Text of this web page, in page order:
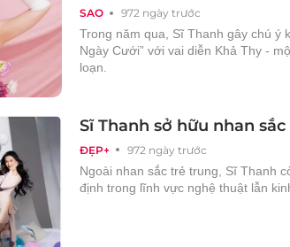
SAO 972 ngày trước
Trong năm qua, Sĩ Thanh gây chú ý
Ngày Cưới” với vai diễn Khả Thy -
loạn.
ĐẸP+ 972 ngày trước
Sĩ Thanh sở hữu nhan
Ngoài nhan sắc trẻ trung, Sĩ Thanh
định trong lĩnh vực nghệ thuật lẫn